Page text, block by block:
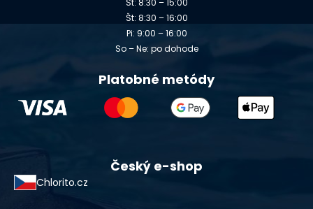
St: 8:30 – 15:00
Št: 8:30 – 16:00
Pi: 9:00 – 16:00
So – Ne: po dohode
Platobné metódy
Český e-shop
Chlorito.cz